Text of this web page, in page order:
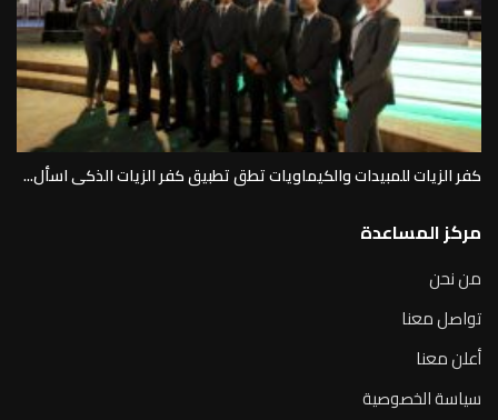
كفر الزيات للمبيدات والكيماويات تطق تطبيق كفر الزيات الذكى اسأل...
مركز المساعدة
من نحن
تواصل معنا
أعلن معنا
سياسة الخصوصية